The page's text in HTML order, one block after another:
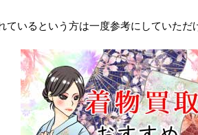
ているという方は一度参考にしていただ